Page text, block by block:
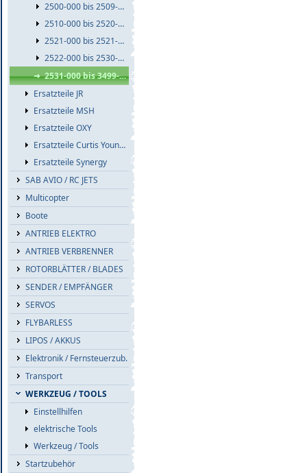
2500-000 bis 2509-999
2510-000 bis 2520-999
2521-000 bis 2521-999
2522-000 bis 2530-999
2531-000 bis 3499-999
Ersatzteile JR
Ersatzteile MSH
Ersatzteile OXY
Ersatzteile Curtis Youngblood
Ersatzteile Synergy
SAB AVIO / RC JETS
Multicopter
Boote
ANTRIEB ELEKTRO
ANTRIEB VERBRENNER
ROTORBLÄTTER / BLADES
SENDER / EMPFÄNGER
SERVOS
FLYBARLESS
LIPOS / AKKUS
Elektronik / Fernsteuerzub.
Transport
WERKZEUG / TOOLS
Einstellhilfen
elektrische Tools
Werkzeug / Tools
Startzubehör